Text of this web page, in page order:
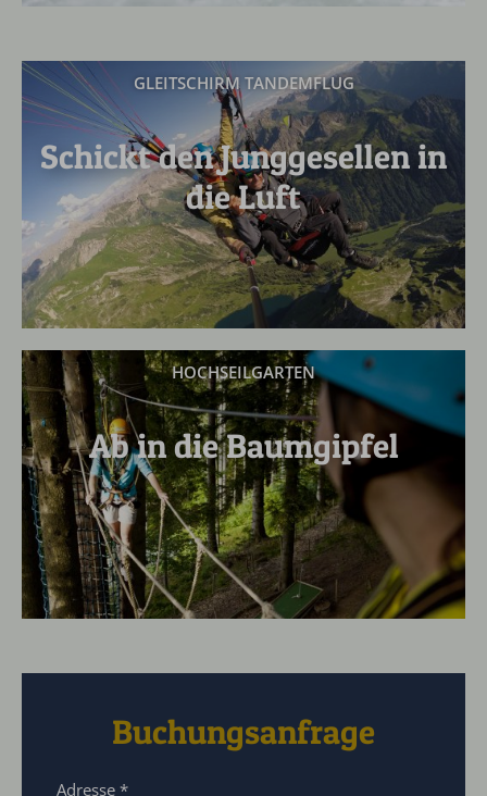
HOCHSEILGARTEN
Ab in die Baumgipfel
GLEITSCHIRM TANDEMFLUG
Schickt den Junggesellen in
die Luft
Buchungsanfrage
Adresse*